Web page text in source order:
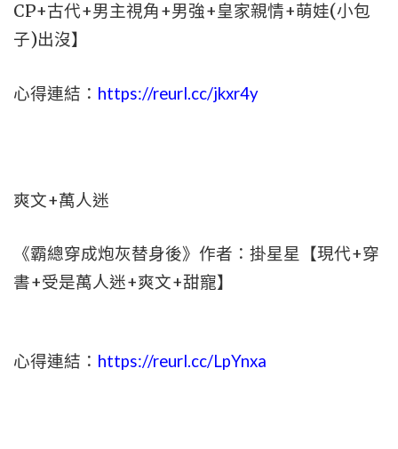
CP+古代+男主視角+男強+皇家親情+萌娃(小包
子)出沒】
心得連結： https://reurl.cc/jkxr4y
爽文+萬人迷
《霸總穿成炮灰替身後》作者：掛星星【現代+穿
書+受是萬人迷+爽文+甜寵】
心得連結： https://reurl.cc/LpYnxa